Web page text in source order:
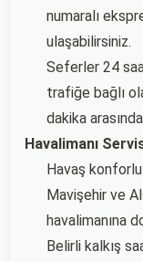
numaralı
ulaşabilirsiniz.
Seferler 24
trafiğe bağlı
dakika
Havalimanı
Havaş
Mavişehir ve
havalimanına
Belirli kalkış